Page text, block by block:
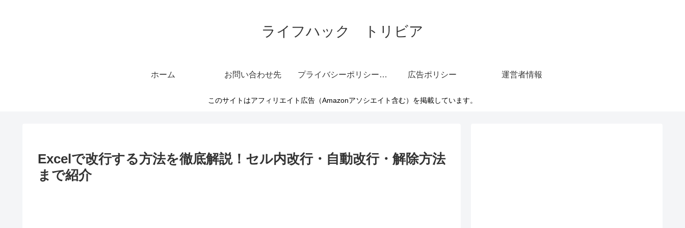
ライフハック トリビア
ホーム お問い合わせ先 プライバシーポリシー・免責事項 広告ポリシー 運営者情報
このサイトはアフィリエイト広告（Amazonアソシエイト含む）を掲載しています。
Excelで改行する方法を徹底解説！セル内改行・自動改行・解除方法
まで紹介